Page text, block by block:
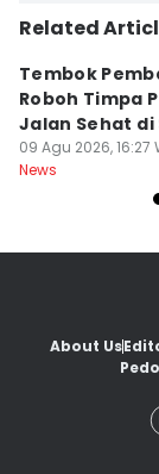
Related
Tembok
Roboh Timpa
Jalan Sehat di
10 Orang Luka
09 Agu 2026, 16:27
News
About Us